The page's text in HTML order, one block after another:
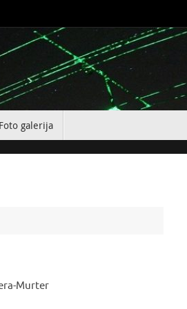
Foto galerija
lokaciji Jezera-Murter